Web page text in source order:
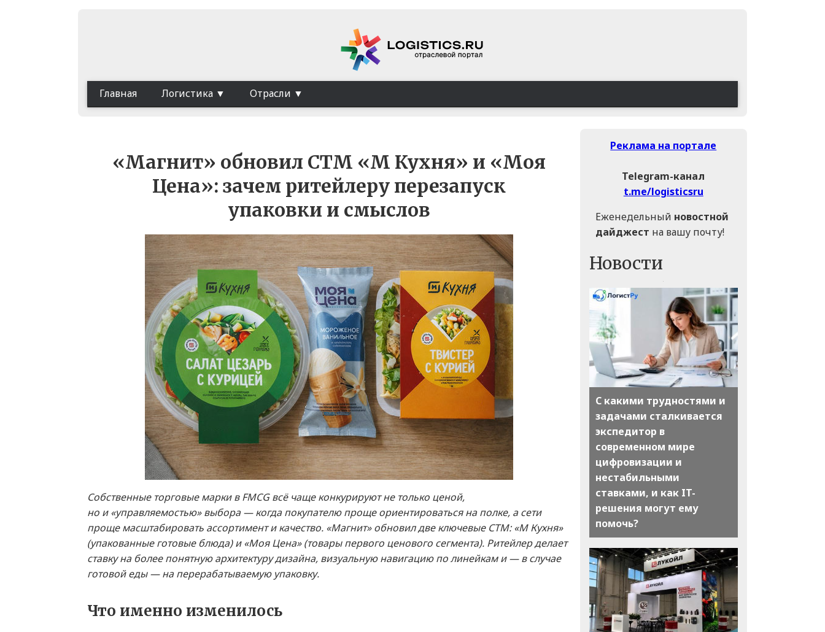
Главная Логистика Отрасли
«Магнит» обновил СТМ «М Кухня» и «Моя
Цена»: зачем ритейлеру перезапуск
упаковки и смыслов
Собственные торговые марки в FMCG всё чаще конкурируют не только ценой,
но и «управляемостью» выбора — когда покупателю проще ориентироваться на полке, а сети
проще масштабировать ассортимент и качество. «Магнит» обновил две ключевые СТМ: «М Кухня»
(упакованные готовые блюда) и «Моя Цена» (товары первого ценового сегмента). Ритейлер делает
ставку на более понятную архитектуру дизайна, визуальную навигацию по линейкам и — в случае
готовой еды — на перерабатываемую упаковку.
Что именно изменилось
Реклама на портале
Telegram-канал
t.me/logisticsru
Еженедельный новостной
дайджест на вашу почту!
Новости
С какими трудностями и
задачами сталкивается
экспедитор в
современном мире
цифровизации и
нестабильными
ставками, и как IT-
решения могут ему
помочь?